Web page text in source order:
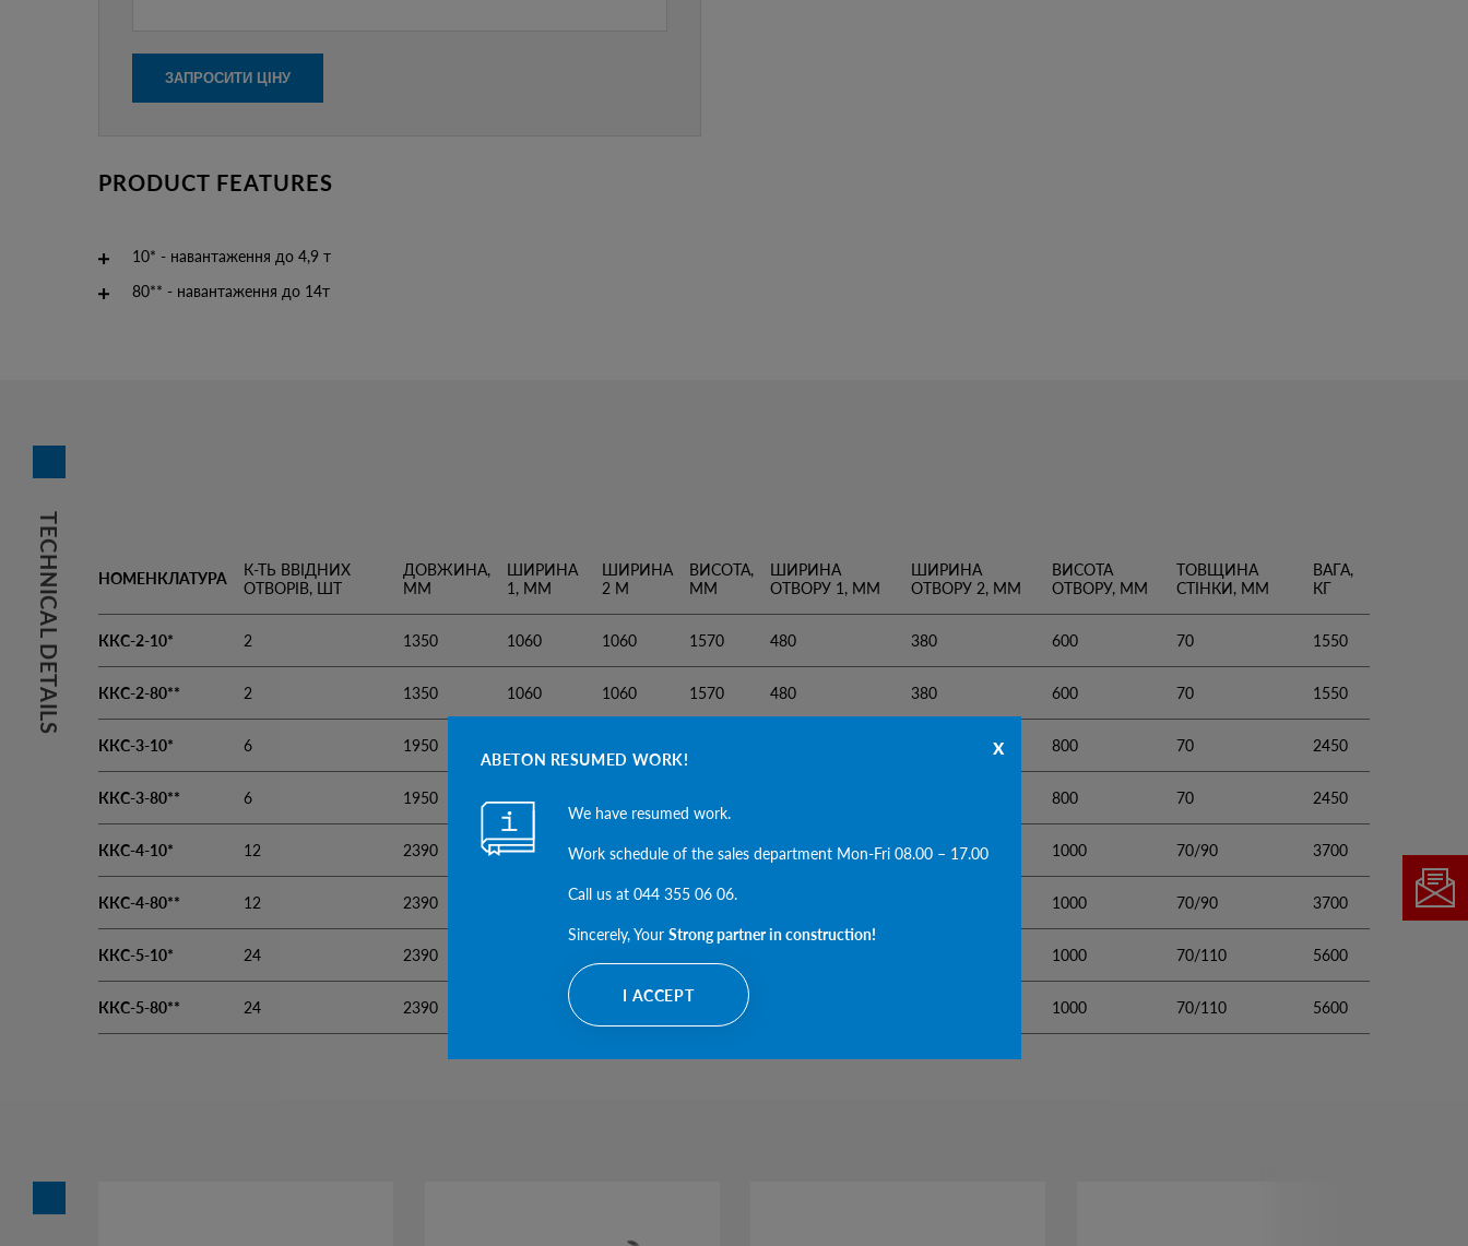
x
ABETON RESUMED WORK!
We have resumed work.
Work schedule of the sales department Mon-Fri 08.00 – 17.00
Call us at 044 355 06 06.
Sincerely, Your Strong partner in construction!
I ACCEPT
PRODUCT FEATURES
10* - навантаження до 4,9 т
80** - навантаження до 14т
TECHNICAL DETAILS НОМЕНКЛАТУРА
К-ТЬ ВВІДНИХ
ОТВОРІВ, ШТ
ДОВЖИНА,
ММ
ШИРИНА
1, ММ
ШИРИНА
2 М
ВИСОТА,
ММ
ШИРИНА
ОТВОРУ 1, ММ
ШИРИНА
ОТВОРУ 2, ММ
ВИСОТА
ОТВОРУ, ММ
ТОВЩИНА
СТІНКИ, ММ
ВАГА,
КГ
ККС-2-10* 2 1350 1060 1060 1570 480 380 600 70 1550
ККС-2-80** 2 1350 1060 1060 1570 480 380 600 70 1550
ККС-3-10* 6 1950 800 70 2450
ККС-3-80** 6 1950 1160 800 70 2450
ККС-4-10* 12 2390 1300 1300 2010 580 480 1000 70/90 3700
ККС-4-80** 12 2390 1300 2010 1000 70/90 3700
ККС-5-10* 24 2390 1000 70/110 5600
ККС-5-80** 24 2390 1600 2030 1000 70/110 5600